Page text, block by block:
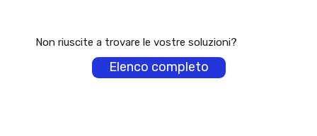
Non riuscite a trovare le vostre soluzioni?
Elenco completo